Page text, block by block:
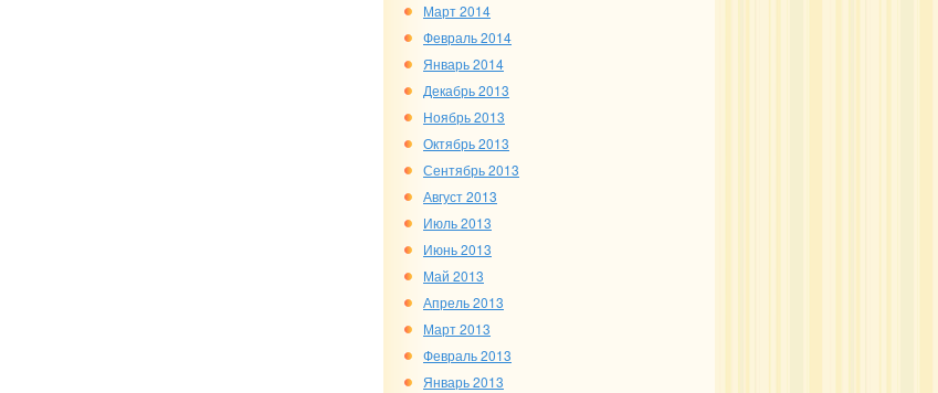
Март 2014
Февраль 2014
Январь 2014
Декабрь 2013
Ноябрь 2013
Октябрь 2013
Сентябрь 2013
Август 2013
Июль 2013
Июнь 2013
Май 2013
Апрель 2013
Март 2013
Февраль 2013
Январь 2013